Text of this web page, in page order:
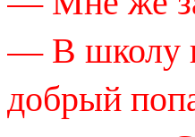
— В школу
добрый